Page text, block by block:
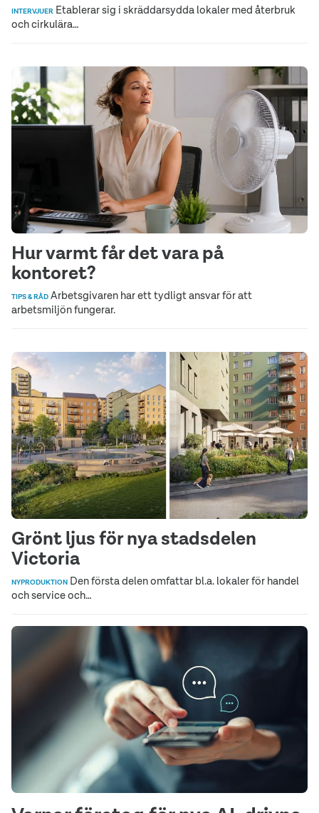
INTERVJUER Etablerar sig i skräddarsydda lokaler med återbruk
och cirkulära…
Hur varmt får det vara på
kontoret?
TIPS & RÅD Arbetsgivaren har ett tydligt ansvar för att
arbetsmiljön fungerar.
Grönt ljus för nya stadsdelen
Victoria
NYPRODUKTION Den första delen omfattar bl.a. lokaler för handel
och service och…